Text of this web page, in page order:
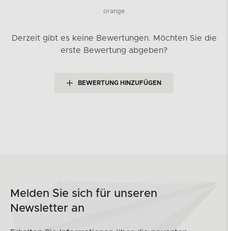
orange
Derzeit gibt es keine Bewertungen. Möchten Sie die
erste Bewertung abgeben?
BEWERTUNG HINZUFÜGEN
Melden Sie sich für unseren
Newsletter an